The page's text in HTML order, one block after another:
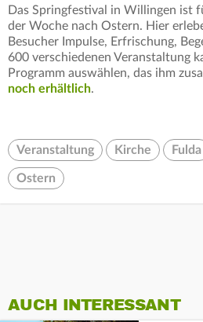
Das Springfestival in Willingen ist
der Woche nach Ostern. Hier
Besucher Impulse, Erfrischung,
600 verschiedenen Veranstaltung
Programm auswählen, das ihm
noch erhältlich.
Veranstaltung Kirche Fulda
Ostern
AUCH INTERESSANT